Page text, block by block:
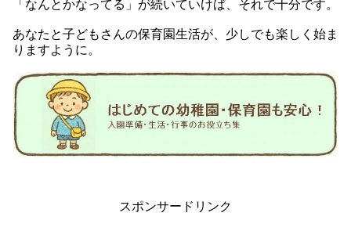
「なんとかなってる」が続いていけば、それで十分です。
あなたと子どもさんの保育園生活が、少しでも楽しく始ま
りますように。
スポンサードリンク